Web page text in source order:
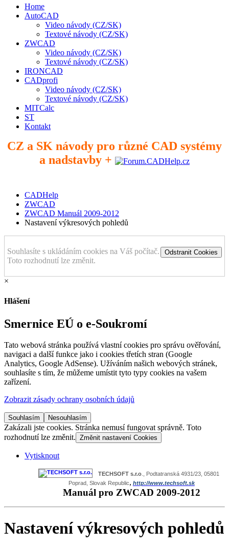
Home
AutoCAD
Video návody (CZ/SK)
Textové návody (CZ/SK)
ZWCAD
Video návody (CZ/SK)
Textové návody (CZ/SK)
IRONCAD
CADprofi
Video návody (CZ/SK)
Textové návody (CZ/SK)
MITCalc
ST
Kontakt
CZ a SK návody pro různé CAD systémy
a nadstavby +
CADHelp
ZWCAD
ZWCAD Manuál 2009-2012
Nastavení výkresových pohledů
Odstranit Cookies
Souhlasíte s ukládáním cookies na Váš počítač.
Toto rozhodnutí lze změnit.
×
Hlášení
Smernice EÚ o e-Soukromí
Tato webová stránka používá vlastní cookies pro správu ověřování,
navigaci a další funkce jako i cookies třetích stran (Google
Analytics, Google AdSense). Užíváním našich webových stránek,
souhlasíte s tím, že můžeme umístit tyto typy cookies na vašem
zařízení.
Zobrazit zásady ochrany osobních údajů
Souhlasím Nesouhlasím
Zakázali jste cookies. Stránka nemusí fungovat správně. Toto
rozhodnutí lze změnit. Změnit nastavení Cookies
Vytisknout
TECHSOFT s.r.o., Podtatranská 4931/23, 05801
Poprad, Slovak Republic, http://www.techsoft.sk
Manuál pro ZWCAD 2009-2012
Nastavení výkresových pohledů